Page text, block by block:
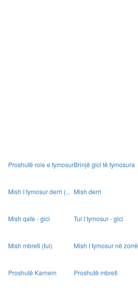
Proshutë role e tymosurBrinjë gici të tymosura
Mish I tymosur derri (... Mish derri
Mish qafe - gici Tul I tymosur - gici
Mish mbreti (tul) Mish I tymosur në zorrë
Proshutë Karnem Proshutë mbreti